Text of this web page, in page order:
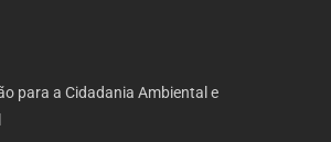
para a Cidadania Ambiental e